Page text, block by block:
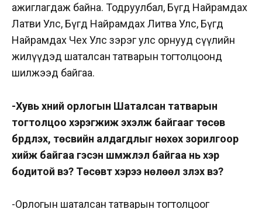
ажиглагдаж байна. Тодруулбал, Бүгд Найрамдах
Латви Улс, Бүгд Найрамдах Литва Улс, Бүгд
Найрамдах Чех Улс зэрэг улс орнууд сүүлийн
жилүүдэд шаталсан татварын тогтолцоонд
шилжээд байгаа.
-Хувь хүний орлогын Шаталсан татварын
тогтолцоо хэрэгжиж эхэлж байгааг төсөв
бүрдүүлэх, төсвийн алдагдлыг нөхөх зорилгоор
хийж байгаа гэсэн шүүмжлэл байгаа нь хэр
бодитой вэ? Төсөвт хэрээ нөлөөл үзүүлэх вэ?
-Орлогын шаталсан татварын тогтолцоог